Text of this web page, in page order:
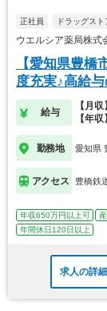
正社員 ドラッグスト
ウエルシア薬局株
【愛知県豊橋
度充実♪高給
給与
【月
【年
勤務地 愛知県
アクセス 豊橋鉄
年収650万円以上可
年間休日120日以上
求人の詳